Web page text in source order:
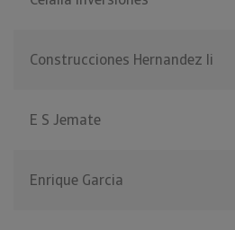
Construcciones Hernandez Ii
E S Jemate
Enrique Garcia